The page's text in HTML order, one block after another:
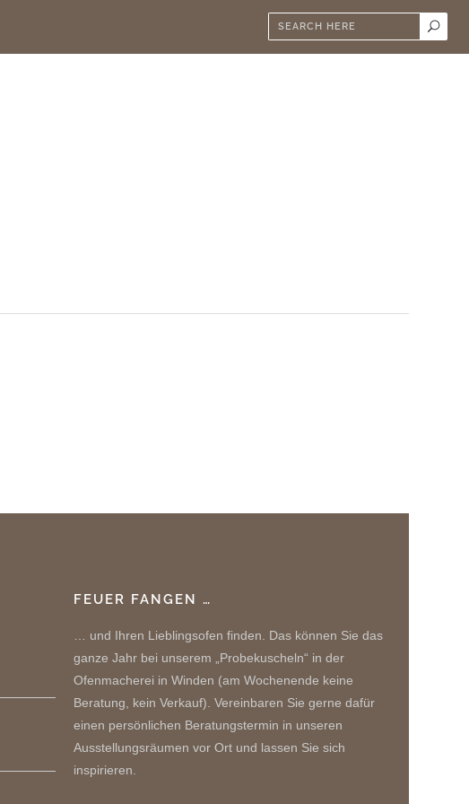
FEUER FANGEN …
… und Ihren Lieblingsofen finden. Das können Sie das
ganze Jahr bei unserem „Probekuscheln“ in der
Ofenmacherei in Winden (am Wochenende keine
Beratung, kein Verkauf). Vereinbaren Sie gerne dafür
einen persönlichen Beratungstermin in unseren
Ausstellungsräumen vor Ort und lassen Sie sich
inspirieren.